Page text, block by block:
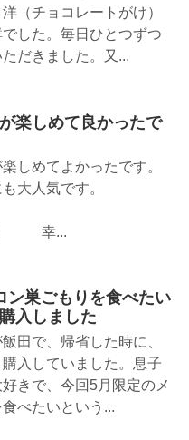
（チョコレートがけ）
した。毎日ひとつずつ
だきました。又...
楽しめて良かったで
しめてよかったです。
大人気です。
） 幸...
ン巣ごもりを食べたい
入しました
田で、帰省した時に、
入していました。息子
きで、今回5月限定のメ
べたいという...